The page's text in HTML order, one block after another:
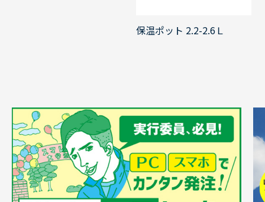
保温ポット 2.2-2.6Ｌ